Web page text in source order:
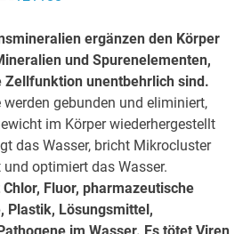
ergänzen den Körper
und Spurenelementen,
unentbehrlich sind.
gebunden und eliminiert,
im Körper wiederhergestellt
das Wasser, bricht Mikrocluster
optimiert das Wasser.
Fluor, pharmazeutische
Plastik, Lösungsmittel,